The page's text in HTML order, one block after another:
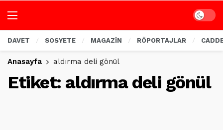
Dark
DAVET SOSYETE MAGAZİN RÖPORTAJLAR
Anasayfa aldırma deli gönül
Etiket: aldırma deli gönül